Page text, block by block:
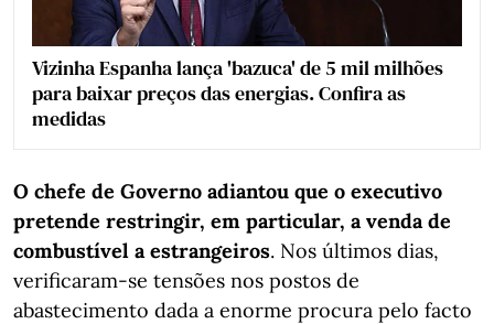
Vizinha Espanha lança 'bazuca' de 5 mil milhões
para baixar preços das energias. Confira as
medidas
O chefe de Governo adiantou que o executivo
pretende restringir, em particular, a venda de
combustível a estrangeiros. Nos últimos dias,
verificaram-se tensões nos postos de
abastecimento dada a enorme procura pelo facto